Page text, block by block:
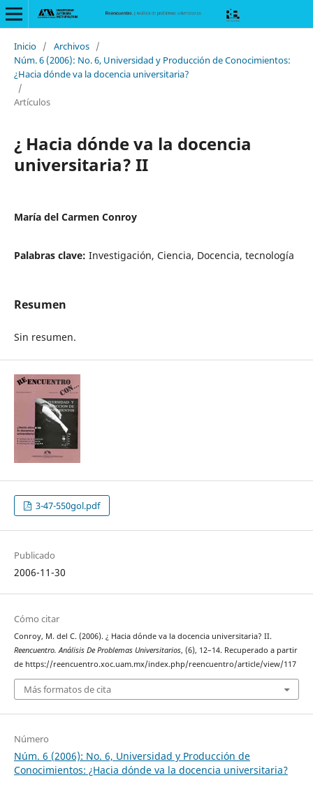
Inicio / Archivos /
Núm. 6 (2006): No. 6, Universidad y Producción de Conocimientos:
¿Hacia dónde va la docencia universitaria?
/
Artículos
¿ Hacia dónde va la docencia
universitaria? II
María del Carmen Conroy
Palabras clave: Investigación, Ciencia, Docencia, tecnología
Resumen
Sin resumen.
3-47-550gol.pdf
Publicado
2006-11-30
Cómo citar
Conroy, M. del C. (2006). ¿ Hacia dónde va la docencia universitaria? II.
Reencuentro. Análisis De Problemas Universitarios, (6), 12–14. Recuperado a partir
de https://reencuentro.xoc.uam.mx/index.php/reencuentro/article/view/117
Más formatos de cita
Número
Núm. 6 (2006): No. 6, Universidad y Producción de
Conocimientos: ¿Hacia dónde va la docencia universitaria?